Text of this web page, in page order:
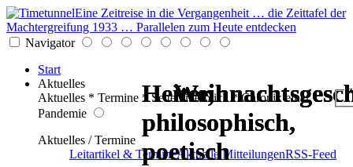
Eine Zeitreise in die Vergangenheit … die Zeittafel der
Machtergreifung 1933 … Parallelen zum Heute entdecken
Navigator
Start
Aktuelles
Aktuelles * Termine * Seitenüberblick * Chronik einer
Pandemie
Aktuelles / Termine
Leitartikel & TermineAktuelle MitteilungenRSS-Feed
Heiter,
philosophisch,
poetisch
Heiter,
philosophisch,
poetisch